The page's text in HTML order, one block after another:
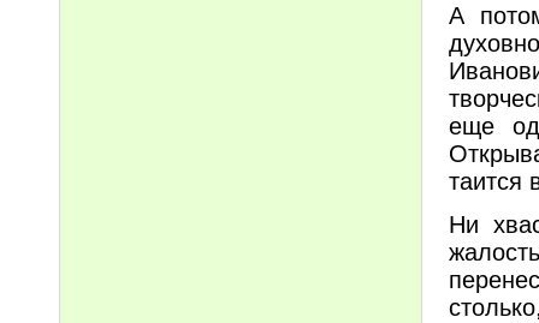
А
еще
таится
Ни